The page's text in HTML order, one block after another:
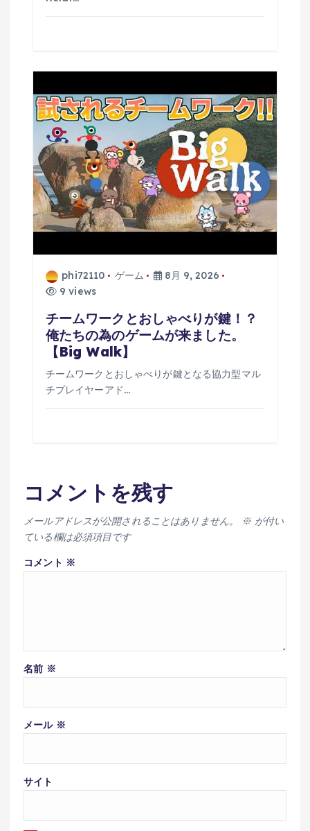
phi72110 ゲーム
8月 9, 2026
9 views
チームワークとおしゃべりが鍵！？
俺たちの為のゲームが来ました。
【Big Walk】
チームワークとおしゃべりが鍵となる協力型マル
チプレイヤーアド…
コメントを残す
メールアドレスが公開されることはありません。 ※が付い
ている欄は必須項目です
コメント ※
名前 ※
メール ※
サイト